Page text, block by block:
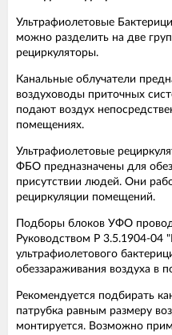
Ультрафиолетовые
можно разделить на две
рециркуляторы.
Канальные облучатели
воздуховоды приточных
подают воздух
помещениях.
Ультрафиолетовые
ФБО предназначены для
присутствии людей. Они
рециркуляции помещений.
Подборы блоков УФО
Руководством Р 3.5.1904-04
ультрафиолетового
обеззараживания воздуха в
Рекомендуется подбирать
патрубка равным размеру
монтируется. Возможно